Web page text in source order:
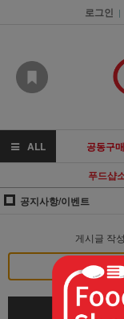
로그인 |
ALL 공동구매
푸드샵
공지사항/이벤트
게시글 작